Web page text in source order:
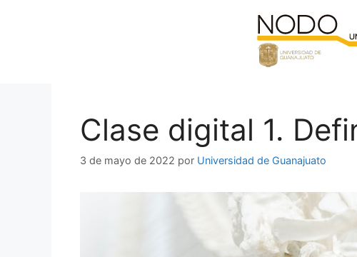
Clase digital 1.
3 de mayo de 2022 por Universidad de Guanajuato